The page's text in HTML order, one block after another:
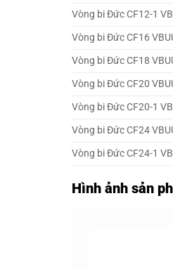
Vòng bi Đức CF12-1
Vòng bi Đức CF16
Vòng bi Đức CF18
Vòng bi Đức CF20
Vòng bi Đức CF20-1
Vòng bi Đức CF24
Vòng bi Đức CF24-1
Hình ảnh sản